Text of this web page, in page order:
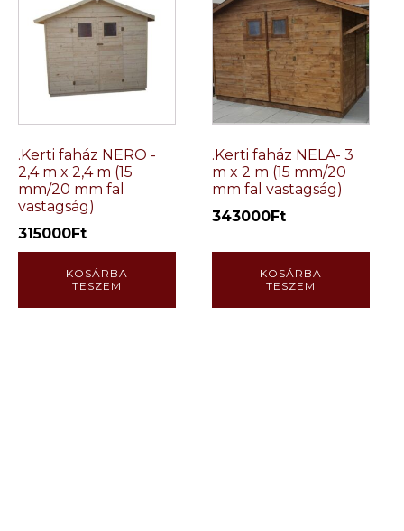
.Kerti faház NERO -
2,4 m x 2,4 m (15
mm/20 mm fal
vastagság)
315000Ft
KOSÁRBA
TESZEM
.Kerti faház NELA- 3
m x 2 m (15 mm/20
mm fal vastagság)
343000Ft
KOSÁRBA
TESZEM